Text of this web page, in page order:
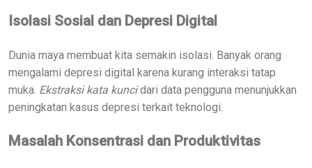
Isolasi Sosial dan Depresi Digital
Dunia maya membuat kita semakin isolasi. Banyak orang
mengalami depresi digital karena kurang interaksi tatap
muka. Ekstraksi kata kuncidari data pengguna menunjukkan
peningkatan kasus depresi terkait teknologi.
Masalah Konsentrasi dan Produktivitas